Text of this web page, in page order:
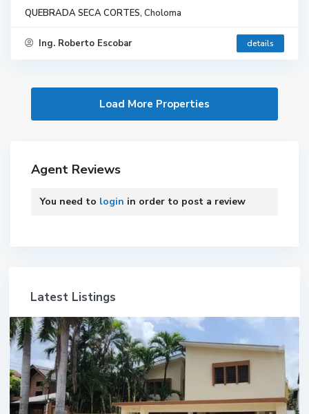
QUEBRADA SECA CORTES, Choloma
Ing. Roberto Escobar details
Agent Reviews
You need to login in order to post a review
Latest Listings